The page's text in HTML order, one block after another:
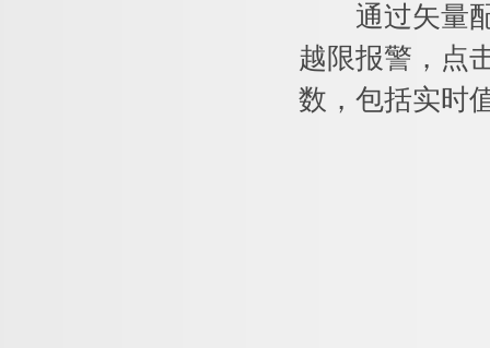
通过矢量配
越限报警，点
数，包括实时